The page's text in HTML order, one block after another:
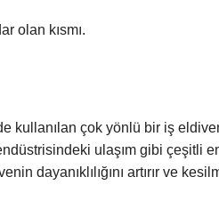
olan kısmı.
kullanılan çok yönlü bir iş
ulaşım gibi çeşitli
dayanıklılığını artırır ve